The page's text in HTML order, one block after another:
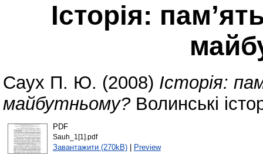
Історія:
Саух П. Ю. (2008) Історія:
майбутньому?Волинські
PDF
Sauh_1[1].pdf
Завантажити (270kB)| Preview